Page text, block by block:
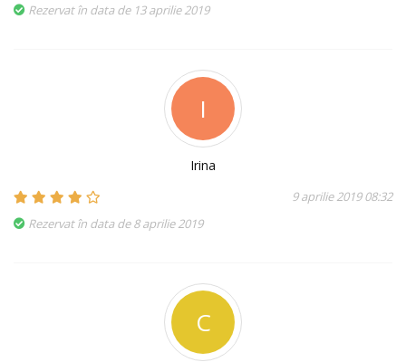
Rezervat în data de 13 aprilie 2019
I
Irina
9 aprilie 2019 08:32
Rezervat în data de 8 aprilie 2019
C